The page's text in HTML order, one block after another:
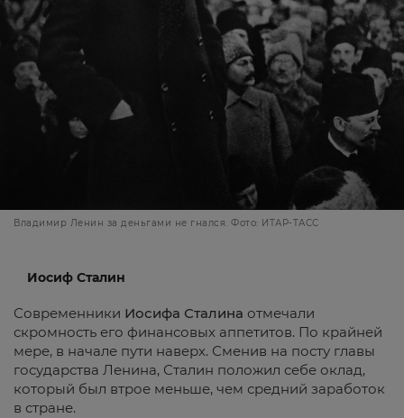
Владимир Ленин за деньгами не гнался. Фото: ИТАР-ТАСС
Иосиф Сталин
Современники Иосифа Сталина отмечали
скромность его финансовых аппетитов. По крайней
мере, в начале пути наверх. Сменив на посту главы
государства Ленина, Сталин положил себе оклад,
который был втрое меньше, чем средний заработок
в стране.